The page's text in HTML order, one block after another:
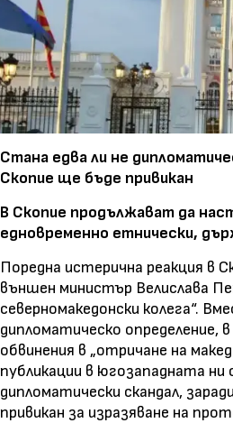
Стана едва ли не
Скопие ще бъде привикан
В Скопие продължават да
едновременно етнически,
Поредна истерична реакция в
външен министър Велислава
северномакедонски колега“.
дипломатическо определение,
обвинения в „отричане на
публикации в югозападната
дипломатически скандал,
привикан за изразяване на